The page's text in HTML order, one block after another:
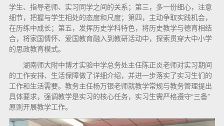
学生、指导老师、实习同学之间的关系；第三，多一份细心，注意
细节，把握与学生相处的态度和尺度；第四，主动争取实践机会，
在历练中成长；第五，发挥历史学科特色，将历史教学与德育相结
合，将家国情怀、爱国教育融入到教研活动中，探索贯穿大中小学
的思政教育模式。
湖南师大附中博才实验中学总务处主任陈正炎老师对实习期间
的工作安排、生活保障做了详细介绍，并进一步落实了实习生们的
工作和生活需要。教务主任杨万银老师就教学常规与教务管理提出
具体要求，强调教学是实习的核心任务，实习生需严格遵守“三备”
原则开展教学工作。